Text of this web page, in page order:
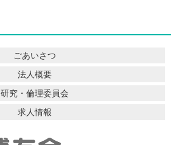
ごあいさつ
法人概要
研究・倫理委員会
求人情報